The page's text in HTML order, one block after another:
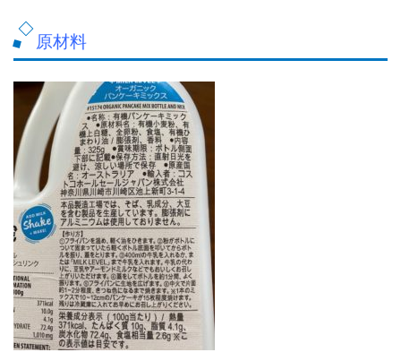
原材料